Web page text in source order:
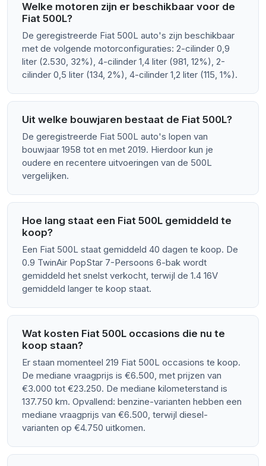
Welke motoren zijn er beschikbaar voor de
Fiat 500L?
De geregistreerde Fiat 500L auto's zijn beschikbaar
met de volgende motorconfiguraties: 2-cilinder 0,9
liter (2.530, 32%), 4-cilinder 1,4 liter (981, 12%), 2-
cilinder 0,5 liter (134, 2%), 4-cilinder 1,2 liter (115, 1%).
Uit welke bouwjaren bestaat de Fiat 500L?
De geregistreerde Fiat 500L auto's lopen van
bouwjaar 1958 tot en met 2019. Hierdoor kun je
oudere en recentere uitvoeringen van de 500L
vergelijken.
Hoe lang staat een Fiat 500L gemiddeld te
koop?
Een Fiat 500L staat gemiddeld 40 dagen te koop. De
0.9 TwinAir PopStar 7-Persoons 6-bak wordt
gemiddeld het snelst verkocht, terwijl de 1.4 16V
gemiddeld langer te koop staat.
Wat kosten Fiat 500L occasions die nu te
koop staan?
Er staan momenteel 219 Fiat 500L occasions te koop.
De mediane vraagprijs is €6.500, met prijzen van
€3.000 tot €23.250. De mediane kilometerstand is
137.750 km. Opvallend: benzine-varianten hebben een
mediane vraagprijs van €6.500, terwijl diesel-
varianten op €4.750 uitkomen.